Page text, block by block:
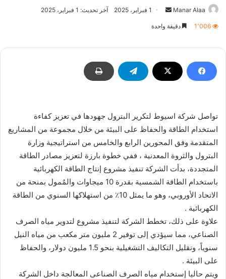
Manar Alaa
أرسل
1 فبراير، 2025 آخر تحديث: 1 فبراير، 2025
1٬006 دقيقة واحدة
تواصل شركة اسيوط لتكرير البترول جهودها في تعزيز كفاءة
استخدام الطاقة والحفاظ على البيئة من خلال مجموعة من المشاريع
المتقدمة وفق المحورين الرابع والخامس من استراتيجية وزارة
البترول والثروة المعدنية ، ففي خطوة بارزة لتعزيز مصادر الطاقة
المتجددة، بدأت الشركة تنفيذ مشروع إنتاج الطاقة الكهربائية
باستخدام الطاقة الشمسية بقدرة 10 ميجاوات والمٌمول بمنحة من
الاتحاد الأوروبي، وهو ما يمثل 10٪ من استهلاكها السنوي من الطاقة
الكهربائية .
علاوة على ذلك، تخطط الشركة لتنفيذ مشروع لتدوير مياه الصرف
الصناعي، مما سيؤدي إلى توفير 2 مليون متر مكعب من مياه النيل
سنوياً، وتقليل التكاليف التشغيلية بنحو 1.5 مليون دولار، والحفاظ
على البيئة .
ويتم حاليا إستخدام مياه الصرف الصناعى المعالجة داخل الشركة